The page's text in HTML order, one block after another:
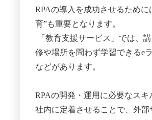
RPAの導入を成功させるために
育”も重要となります。
「教育支援サービス」では、
修や場所を問わず学習できるe
などがあります。
RPAの開発・運用に必要なスキ
社内に定着させることで、外部